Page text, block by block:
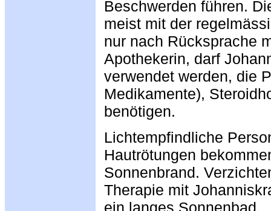
Beschwerden führen.
meist mit der
nur nach Rücksprache
Apothekerin, darf
verwendet werden, die
Medikamente),
benötigen.
Lichtempfindliche
Hautrötungen
Sonnenbrand.
Therapie mit
ein langes Sonnenbad.